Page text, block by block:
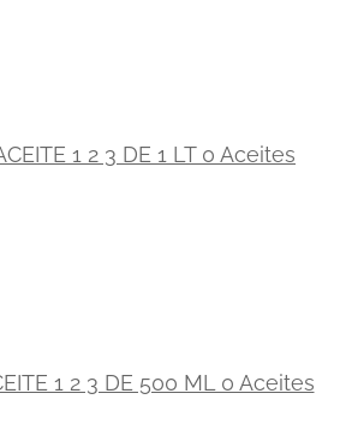
1 2 3 DE 1 LT 0 Aceites
1 2 3 DE 500 ML 0 Aceites